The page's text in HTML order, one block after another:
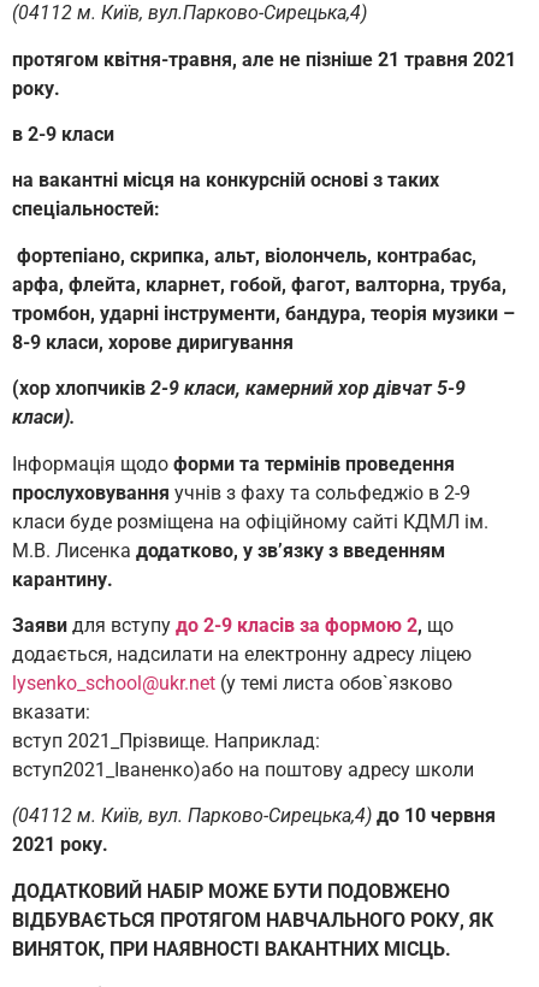
(04112 м. Київ, вул.Парково-Сирецька,4)
протягом квітня-травня, але не пізніше 21 травня 2021
року.
в 2-9 класи
на вакантні місця на конкурсній основі з таких
спеціальностей:
фортепіано, скрипка, альт, віолончель, контрабас,
арфа, флейта, кларнет, гобой, фагот, валторна, труба,
тромбон, ударні інструменти, бандура, теорія музики –
8-9 класи, хорове диригування
(хор хлопчиків 2-9 класи, камерний хор дівчат 5-9
класи).
Інформація щодо форми та термінів проведення
прослуховування учнів з фаху та сольфеджіо в 2-9
класи буде розміщена на офіційному сайті КДМЛ ім.
М.В. Лисенка додатково, у зв’язку з введенням
карантину.
Заяви для вступу до 2-9 класів за формою 2, що
додається, надсилати на електронну адресу ліцею
lysenko_school@ukr.net (у темі листа обов`язково
вказати:
вступ 2021_Прізвище. Наприклад:
вступ2021_Іваненко)або на поштову адресу школи
(04112 м. Київ, вул. Парково-Сирецька,4) до 10 червня
2021 року.
ДОДАТКОВИЙ НАБІР МОЖЕ БУТИ ПОДОВЖЕНО
ВІДБУВАЄТЬСЯ ПРОТЯГОМ НАВЧАЛЬНОГО РОКУ, ЯК
ВИНЯТОК, ПРИ НАЯВНОСТІ ВАКАНТНИХ МІСЦЬ.